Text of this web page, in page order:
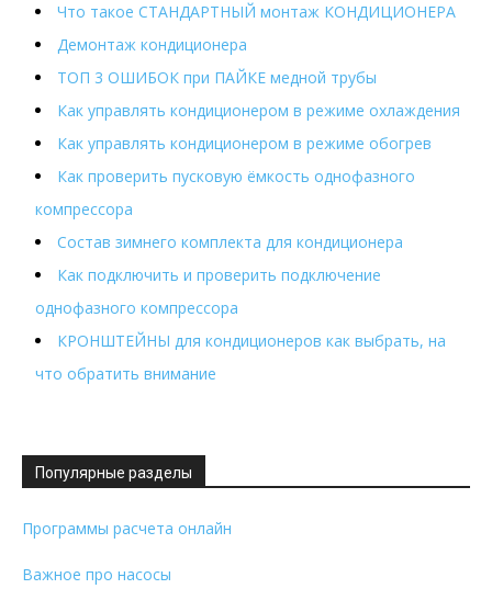
Что такое СТАНДАРТНЫЙ монтаж КОНДИЦИОНЕРА
Демонтаж кондиционера
ТОП 3 ОШИБОК при ПАЙКЕ медной трубы
Как управлять кондиционером в режиме охлаждения
Как управлять кондиционером в режиме обогрев
Как проверить пусковую ёмкость однофазного
компрессора
Состав зимнего комплекта для кондиционера
Как подключить и проверить подключение
однофазного компрессора
КРОНШТЕЙНЫ для кондиционеров как выбрать, на
что обратить внимание
Популярные разделы
Программы расчета онлайн
Важное про насосы